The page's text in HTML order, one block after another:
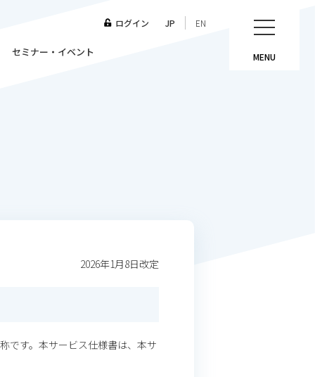
MENU
ログイン JP EN
セミナー・イベント
2026年1月8日改定
です。本サービス仕様書は、本サ